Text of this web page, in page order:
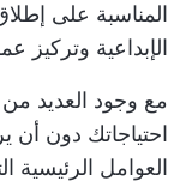
المناسبة على
الإبداعية وتركيز
مع وجود العديد من
احتياجاتك دون أن
العوامل الرئيسية